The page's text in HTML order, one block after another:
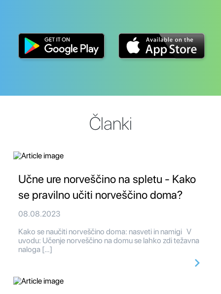
Članki
Učne ure norveščino na spletu - Kako
se pravilno učiti norveščino doma?
08.08.2023
Kako se naučiti norveščino doma: nasveti in namigi V
uvodu: Učenje norveščino na domu se lahko zdi težavna
naloga […]